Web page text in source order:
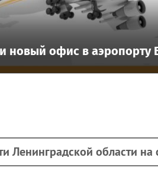
новый офис в аэропорту
Ленинградской области на